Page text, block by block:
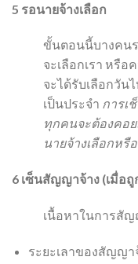
5 รอนายจ้างเลือก
ขั้นตอนนี้บางคน
จะเลือกเรา หรื
จะได้รับเลือกวัน
เป็นประจำ การเ
ทุกคนจะต้องคอย
นายจ้างเลือกหรื
6 เซ็นสัญญาจ้าง (เมื่อถู
เนื้อหาในการสั
ระยะเลาของสัญญา